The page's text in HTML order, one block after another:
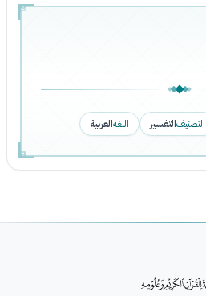
التصنيفالتفسير اللغةالعربية